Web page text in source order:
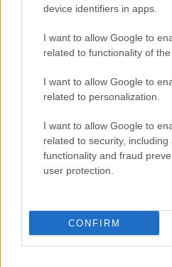
device identifiers in apps.
I want to allow Google to
related to functionality of
I want to allow Google to
related to personalization.
I want to allow Google to
related to security, including
functionality and fraud
user protection.
CONFIRM
ügyfélszolgálatot, információs-
foglal. A Szigeten több
rendelkezésére különböző
segítőkkel, mentőautókkal és a
órában elérhető. A Sziget
ellátása mellett akár